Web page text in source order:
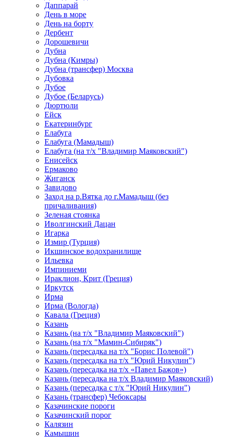
Даппарай
День в море
День на борту
Дербент
Дорошевичи
Дубна
Дубна (Кимры)
Дубна (трансфер) Москва
Дубовка
Дубое
Дубое (Беларусь)
Дюртюли
Ейск
Екатеринбург
Елабуга
Елабуга (Мамадыш)
Елабуга (на т/х "Владимир Маяковский")
Енисейск
Ермаково
Жиганск
Завидово
Заход на р.Вятка до г.Мамадыш (без
причаливания)
Зеленая стоянка
Иволгинский Дацан
Игарка
Измир (Турция)
Икшинское водохранилище
Ильевка
Импиниеми
Ираклион, Крит (Греция)
Иркутск
Ирма
Ирма (Вологда)
Кавала (Греция)
Казань
Казань (на т/х "Владимир Маяковский")
Казань (на т/х "Мамин-Сибиряк")
Казань (пересадка на т/х "Борис Полевой")
Казань (пересадка на т/х "Юрий Никулин")
Казань (пересадка на т/х «Павел Бажов»)
Казань (пересадка на т/х Владимир Маяковский)
Казань (пересадка с т/х "Юрий Никулин")
Казань (трансфер) Чебоксары
Казачинские пороги
Казачинский порог
Калязин
Камышин